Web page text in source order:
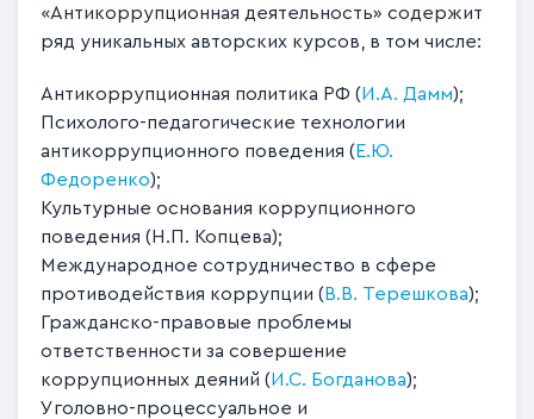
«Антикоррупционная деятельность» содержит
ряд уникальных авторских курсов, в том числе:
Антикоррупционная политика РФ (И.А. Дамм);
Психолого-педагогические технологии
антикоррупционного поведения (Е.Ю.
Федоренко);
Культурные основания коррупционного
поведения (Н.П. Копцева);
Международное сотрудничество в сфере
противодействия коррупции (В.В. Терешкова);
Гражданско-правовые проблемы
ответственности за совершение
коррупционных деяний (И.С. Богданова);
Уголовно-процессуальное и